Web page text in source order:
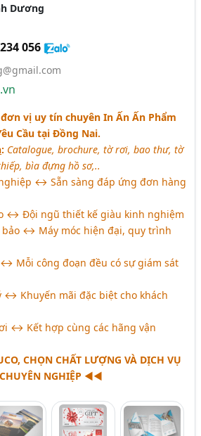
Dương
056
vị uy tín chuyên In Ấn Ấn Phẩm
Cầu tại Đồng Nai.
: Catalogue, brochure, tờ rơi, bao thư, tờ
bìa đựng hồ sơ,..
↔ Sẵn sàng đáp ứng đơn hàng
↔ Đội ngũ thiết kế giàu kinh nghiệm
bảo ↔ Máy móc hiện đại, quy trình
Mỗi công đoạn đều có sự giám sát
↔ Khuyến mãi đặc biệt cho khách
↔ Kết hợp cùng các hãng vận
CHỌN CHẤT LƯỢNG VÀ DỊCH VỤ
CHUYÊN NGHIỆP ◄◄